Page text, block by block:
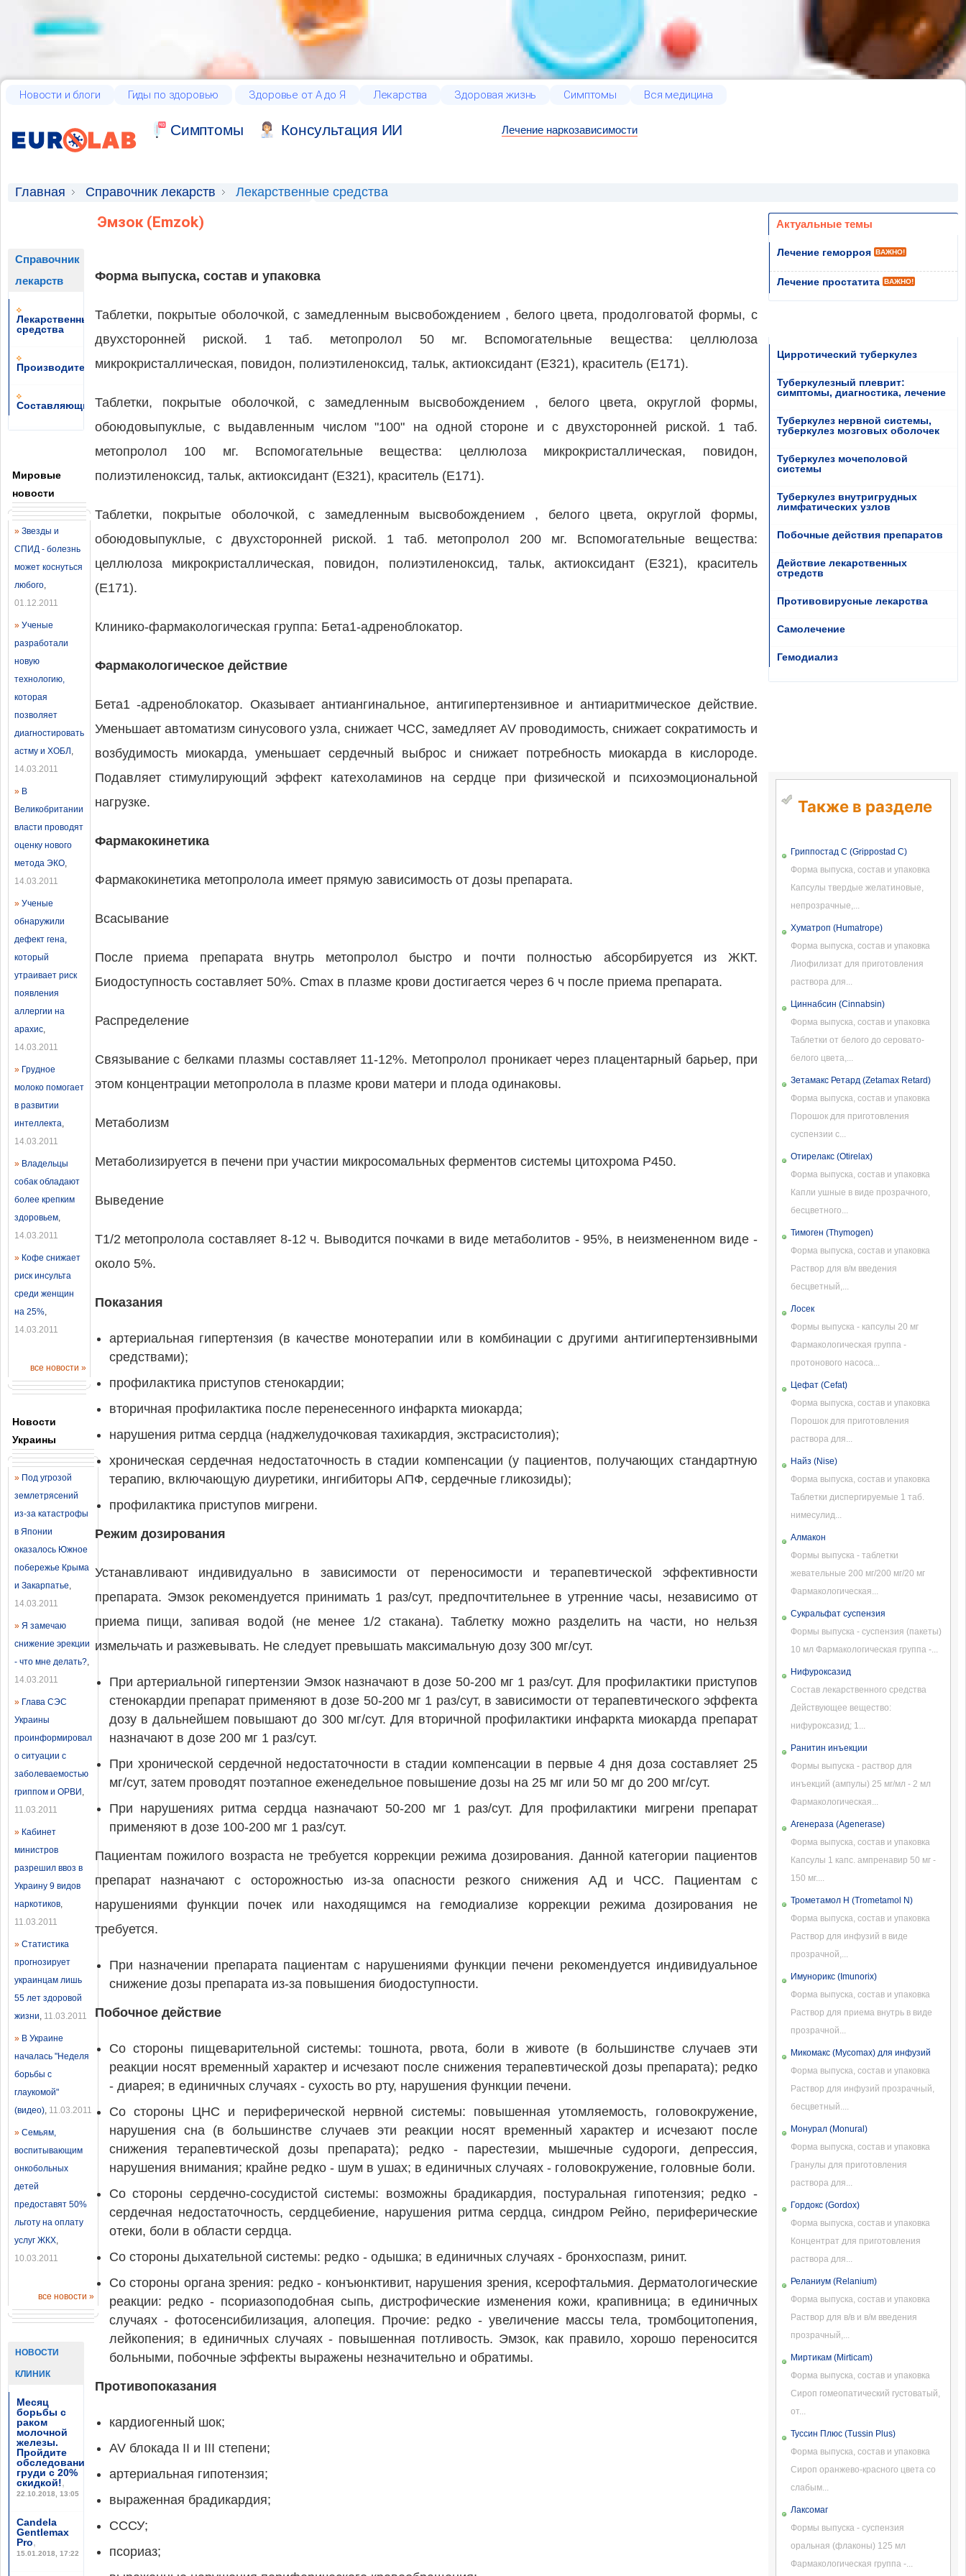
Новости и блоги Гиды по здоровью Здоровье от А до Я Лекарства Здоровая жизнь Симптомы Вся медицина
Cимптомы Консультация ИИ Лечение наркозависимости
Главная Справочник лекарств Лекарственные средства
Справочник
лекарств
Лекарственные
средства
Производители
Составляющие
Мировые
новости
» Звезды и
СПИД - болезнь
может коснуться
любого,
01.12.2011
» Ученые
разработали
новую
технологию,
которая
позволяет
диагностировать
астму и ХОБЛ ,
14.03.2011
» В
Великобритании
власти проводят
оценку нового
метода ЭКО,
14.03.2011
» Ученые
обнаружили
дефект гена,
который
утраивает риск
появления
аллергии на
арахис,
14.03.2011
» Грудное
молоко помогает
в развитии
интеллекта,
14.03.2011
» Владельцы
собак обладают
более крепким
здоровьем,
14.03.2011
» Кофе снижает
риск инсульта
среди женщин
на 25%,
14.03.2011
все новости »
Новости
Украины
» Под угрозой
землетрясений
из-за катастрофы
в Японии
оказалось Южное
побережье Крыма
и Закарпатье,
14.03.2011
» Я замечаю
снижение эрекции
- что мне делать?,
14.03.2011
» Глава СЭС
Украины
проинформировал
о ситуации с
заболеваемостью
гриппом и ОРВИ ,
11.03.2011
» Кабинет
министров
разрешил ввоз в
Украину 9 видов
наркотиков,
11.03.2011
» Статистика
прогнозирует
украинцам лишь
55 лет здоровой
жизни, 11.03.2011
» В Украине
началась "Неделя
борьбы с
глаукомой"
(видео), 11.03.2011
» Семьям,
воспитывающим
онкобольных
детей
предоставят 50%
льготу на оплату
услуг ЖКХ,
10.03.2011
все новости »
НОВОСТИ
КЛИНИК
Месяц
борьбы с
раком
молочной
железы.
Пройдите
обследование
груди с 20%
скидкой!,
22.10.2018, 13:05
Candela
Gentlemax
Pro,
15.01.2018, 17:22
Эмзок (Emzok)
Форма выпуска, состав и упаковка
Таблетки, покрытые оболочкой, с замедленным высвобождением , белого цвета, продолговатой формы, с
двухсторонней риской. 1 таб. метопролол 50 мг. Вспомогательные вещества: целлюлоза
микрокристаллическая, повидон, полиэтиленоксид, тальк, актиоксидант (Е321), краситель (Е171).
Таблетки, покрытые оболочкой, с замедленным высвобождением , белого цвета, округлой формы,
обоюдовыпуклые, с выдавленным числом "100" на одной стороне и с двухсторонней риской. 1 таб.
метопролол 100 мг. Вспомогательные вещества: целлюлоза микрокристаллическая, повидон,
полиэтиленоксид, тальк, актиоксидант (Е321), краситель (Е171).
Таблетки, покрытые оболочкой, с замедленным высвобождением , белого цвета, округлой формы,
обоюдовыпуклые, с двухсторонней риской. 1 таб. метопролол 200 мг. Вспомогательные вещества:
целлюлоза микрокристаллическая, повидон, полиэтиленоксид, тальк, актиоксидант (Е321), краситель
(Е171).
Клинико-фармакологическая группа: Бета1-адреноблокатор.
Фармакологическое действие
Бета1 -адреноблокатор. Оказывает антиангинальное, антигипертензивное и антиаритмическое действие.
Уменьшает автоматизм синусового узла, снижает ЧСС, замедляет AV проводимость, снижает сократимость и
возбудимость миокарда, уменьшает сердечный выброс и снижает потребность миокарда в кислороде.
Подавляет стимулирующий эффект катехоламинов на сердце при физической и психоэмоциональной
нагрузке.
Фармакокинетика
Фармакокинетика метопролола имеет прямую зависимость от дозы препарата.
Всасывание
После приема препарата внутрь метопролол быстро и почти полностью абсорбируется из ЖКТ.
Биодоступность составляет 50%. Cmax в плазме крови достигается через 6 ч после приема препарата.
Распределение
Связывание с белками плазмы составляет 11-12%. Метопролол проникает через плацентарный барьер, при
этом концентрации метопролола в плазме крови матери и плода одинаковы.
Метаболизм
Метаболизируется в печени при участии микросомальных ферментов системы цитохрома P450.
Выведение
T1/2 метопролола составляет 8-12 ч. Выводится почками в виде метаболитов - 95%, в неизмененном виде -
около 5%.
Показания
артериальная гипертензия (в качестве монотерапии или в комбинации с другими антигипертензивными
средствами);
профилактика приступов стенокардии;
вторичная профилактика после перенесенного инфаркта миокарда;
нарушения ритма сердца (наджелудочковая тахикардия, экстрасистолия);
хроническая сердечная недостаточность в стадии компенсации (у пациентов, получающих стандартную
терапию, включающую диуретики, ингибиторы АПФ, сердечные гликозиды);
профилактика приступов мигрени.
Режим дозирования
Устанавливают индивидуально в зависимости от переносимости и терапевтической эффективности
препарата. Эмзок рекомендуется принимать 1 раз/сут, предпочтительнее в утренние часы, независимо от
приема пищи, запивая водой (не менее 1/2 стакана). Таблетку можно разделить на части, но нельзя
измельчать и разжевывать. Не следует превышать максимальную дозу 300 мг/сут.
При артериальной гипертензии Эмзок назначают в дозе 50-200 мг 1 раз/сут. Для профилактики приступов
стенокардии препарат применяют в дозе 50-200 мг 1 раз/сут, в зависимости от терапевтического эффекта
дозу в дальнейшем повышают до 300 мг/сут. Для вторичной профилактики инфаркта миокарда препарат
назначают в дозе 200 мг 1 раз/сут.
При хронической сердечной недостаточности в стадии компенсации в первые 4 дня доза составляет 25
мг/сут, затем проводят поэтапное еженедельное повышение дозы на 25 мг или 50 мг до 200 мг/сут.
При нарушениях ритма сердца назначают 50-200 мг 1 раз/сут. Для профилактики мигрени препарат
применяют в дозе 100-200 мг 1 раз/сут.
Пациентам пожилого возраста не требуется коррекции режима дозирования. Данной категории пациентов
препарат назначают с осторожностью из-за опасности резкого снижения АД и ЧСС. Пациентам с
нарушениями функции почек или находящимся на гемодиализе коррекции режима дозирования не
требуется.
При назначении препарата пациентам с нарушениями функции печени рекомендуется индивидуальное
снижение дозы препарата из-за повышения биодоступности.
Побочное действие
Со стороны пищеварительной системы: тошнота, рвота, боли в животе (в большинстве случаев эти
реакции носят временный характер и исчезают после снижения терапевтической дозы препарата); редко
- диарея; в единичных случаях - сухость во рту, нарушения функции печени.
Со стороны ЦНС и периферической нервной системы: повышенная утомляемость, головокружение,
нарушения сна (в большинстве случаев эти реакции носят временный характер и исчезают после
снижения терапевтической дозы препарата); редко - парестезии, мышечные судороги, депрессия,
нарушения внимания; крайне редко - шум в ушах; в единичных случаях - головокружение, головные боли.
Со стороны сердечно-сосудистой системы: возможны брадикардия, постуральная гипотензия; редко -
сердечная недостаточность, сердцебиение, нарушения ритма сердца, синдром Рейно, периферические
отеки, боли в области сердца.
Со стороны дыхательной системы: редко - одышка; в единичных случаях - бронхоспазм, ринит.
Со стороны органа зрения: редко - конъюнктивит, нарушения зрения, ксерофтальмия. Дерматологические
реакции: редко - псориазоподобная сыпь, дистрофические изменения кожи, крапивница; в единичных
случаях - фотосенсибилизация, алопеция. Прочие: редко - увеличение массы тела, тромбоцитопения,
лейкопения; в единичных случаях - повышенная потливость. Эмзок, как правило, хорошо переносится
больными, побочные эффекты выражены незначительно и обратимы.
Противопоказания
кардиогенный шок;
AV блокада II и III степени;
артериальная гипотензия;
выраженная брадикардия;
СССУ;
псориаз;
Актуальные темы
Лечение геморроя ВАЖНО!
Лечение простатита ВАЖНО!
Цирротический туберкулез
Туберкулезный плеврит:
симптомы, диагностика, лечение
Туберкулез нервной системы,
туберкулез мозговых оболочек
Туберкулез мочеполовой
системы
Туберкулез внутригрудных
лимфатических узлов
Побочные действия препаратов
Действие лекарственных
стредств
Противовирусные лекарства
Самолечение
Гемодиализ
Также в разделе
Гриппостад С (Grippostad C)
Форма выпуска, состав и упаковка
Капсулы твердые желатиновые,
непрозрачные,...
Хуматроп (Humatrope)
Форма выпуска, состав и упаковка
Лиофилизат для приготовления
раствора для...
Циннабсин (Cinnabsin)
Форма выпуска, состав и упаковка
Таблетки от белого до серовато-
белого цвета,...
Зетамакс Ретард (Zetamax Retard)
Форма выпуска, состав и упаковка
Порошок для приготовления
суспензии с...
Отирелакс (Otirelax)
Форма выпуска, состав и упаковка
Капли ушные в виде прозрачного,
бесцветного...
Тимоген (Thymogen)
Форма выпуска, состав и упаковка
Раствор для в/м введения
бесцветный,...
Лосек
Формы выпуска - капсулы 20 мг
Фармакологическая группа -
протонового насоса...
Цефат (Cefat)
Форма выпуска, состав и упаковка
Порошок для приготовления
раствора для...
Найз (Nise)
Форма выпуска, состав и упаковка
Таблетки диспергируемые 1 таб.
нимесулид...
Алмакон
Формы выпуска - таблетки
жевательные 200 мг/200 мг/20 мг
Фармакологическая...
Сукральфат суспензия
Формы выпуска - суспензия (пакеты)
10 мл Фармакологическая группа -...
Нифуроксазид
Состав лекарственного средства
Действующее вещество:
нифуроксазид; 1...
Ранитин инъекции
Формы выпуска - раствор для
инъекций (ампулы) 25 мг/мл - 2 мл
Фармакологическая...
Агенераза (Agenerase)
Форма выпуска, состав и упаковка
Капсулы 1 капс. ампренавир 50 мг -
150 мг....
Трометамол Н (Trometamol N)
Форма выпуска, состав и упаковка
Раствор для инфузий в виде
прозрачной,...
Имунорикс (Imunorix)
Форма выпуска, состав и упаковка
Раствор для приема внутрь в виде
прозрачной...
Микомакс (Mycomax) для инфузий
Форма выпуска, состав и упаковка
Раствор для инфузий прозрачный,
бесцветный....
Монурал (Monural)
Форма выпуска, состав и упаковка
Гранулы для приготовления
раствора для...
Гордокс (Gordox)
Форма выпуска, состав и упаковка
Концентрат для приготовления
раствора для...
Реланиум (Relanium)
Форма выпуска, состав и упаковка
Раствор для в/в и в/м введения
прозрачный,...
Миртикам (Mirticam)
Форма выпуска, состав и упаковка
Сироп гомеопатический густоватый,
от...
Туссин Плюс (Tussin Plus)
Форма выпуска, состав и упаковка
Сироп оранжево-красного цвета со
слабым...
Лаксомаг
Формы выпуска - суспензия
оральная (флаконы) 125 мл
Фармакологическая группа -...